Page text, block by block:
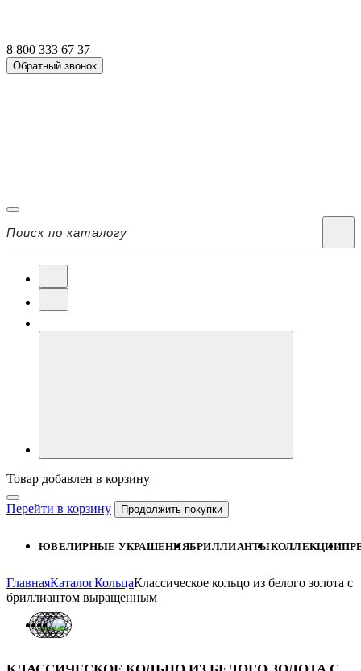
8 800 333 67 37
Обратный звонок
Товар добавлен в корзину
Перейти в корзину Продолжить покупки
ЮВЕЛИРНЫЕ УКРАШЕНИЯБРИЛЛИАНТЫКОЛЛЕКЦИИ
ГлавнаяКаталогКольцаКлассическое кольцо из белого золота с
бриллиантом выращенным